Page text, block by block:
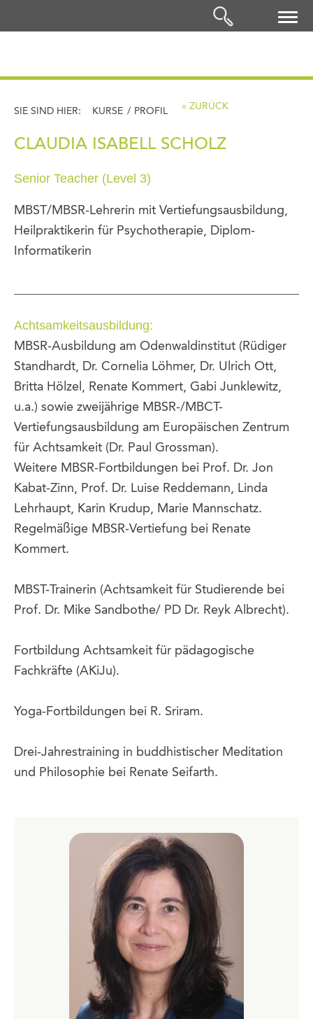
SIE SIND HIER: KURSE / PROFIL « ZURÜCK
CLAUDIA ISABELL SCHOLZ
Senior Teacher (Level 3)
MBST/MBSR-Lehrerin mit Vertiefungsausbildung,
Heilpraktikerin für Psychotherapie, Diplom-
Informatikerin
Achtsamkeitsausbildung:
MBSR-Ausbildung am Odenwaldinstitut (Rüdiger
Standhardt, Dr. Cornelia Löhmer, Dr. Ulrich Ott,
Britta Hölzel, Renate Kommert, Gabi Junklewitz,
u.a.) sowie zweijährige MBSR-/MBCT-
Vertiefungsausbildung am Europäischen Zentrum
für Achtsamkeit (Dr. Paul Grossman).
Weitere MBSR-Fortbildungen bei Prof. Dr. Jon
Kabat-Zinn, Prof. Dr. Luise Reddemann, Linda
Lehrhaupt, Karin Krudup, Marie Mannschatz.
Regelmäßige MBSR-Vertiefung bei Renate
Kommert.
MBST-Trainerin (Achtsamkeit für Studierende bei
Prof. Dr. Mike Sandbothe/ PD Dr. Reyk Albrecht).
Fortbildung Achtsamkeit für pädagogische
Fachkräfte (AKiJu).
Yoga-Fortbildungen bei R. Sriram.
Drei-Jahrestraining in buddhistischer Meditation
und Philosophie bei Renate Seifarth.